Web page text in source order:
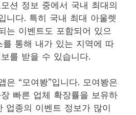
션 정보 중에서 국내 최대의
니다. 특히 국내 최대 아울렛
는 이벤트도 포함되어 있으
를 통해 내가 있는 지역에 따
를 받을 수 있습니다.
은 “모여봥”입니다. 모여봥은
빠른 업체 확장률을 보유하
업종의 이벤트 정보가 많이